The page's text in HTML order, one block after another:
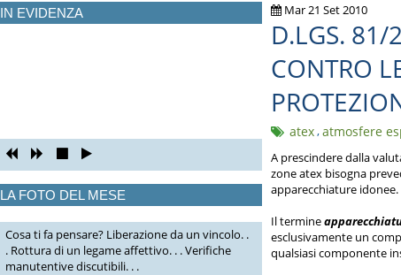
IN EVIDENZA
LA FOTO DEL MESE
Cosa ti fa pensare? Liberazione da un vincolo. .
. Rottura di un legame affettivo. . . Verifiche
manutentive discutibili. . .
Mar 21 Set 2010
D.LGS. 81/
CONTRO
atex,atmosfere
A prescindere dalla
zone atex bisogna
apparecchiature idonee.
Il termine
esclusivamente un
qualsiasi componente